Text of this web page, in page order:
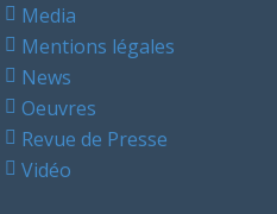
Media
Mentions légales
News
Oeuvres
Revue de Presse
Vidéo